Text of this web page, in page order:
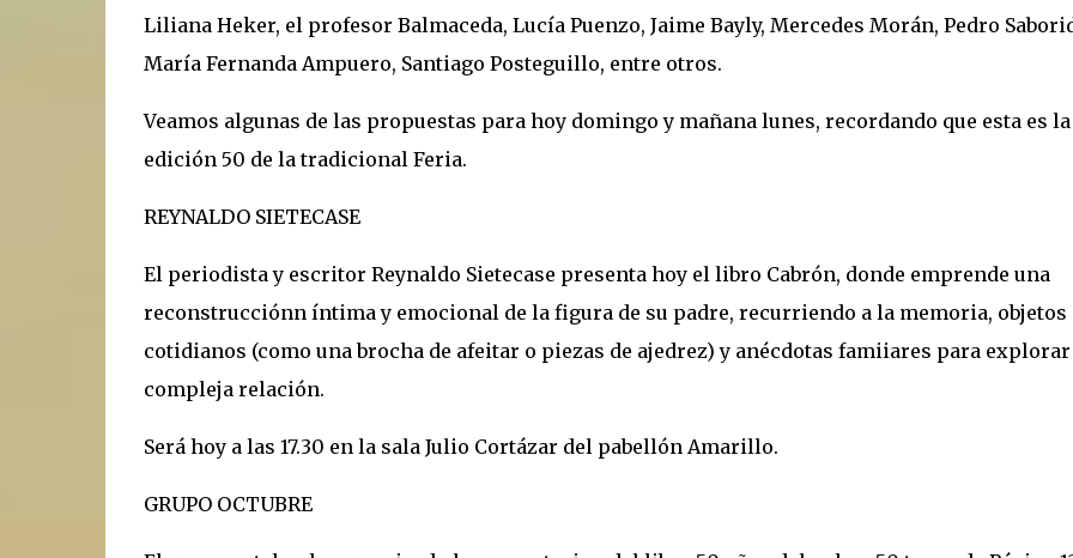
Liliana Heker, el profesor Balmaceda, Lucía Puenzo, Jaime Bayly, Mercedes Morán, Pedro
María Fernanda Ampuero, Santiago Posteguillo, entre otros.
Veamos algunas de las propuestas para hoy domingo y mañana lunes, recordando que esta es la
edición 50 de la tradicional Feria.
REYNALDO SIETECASE
El periodista y escritor Reynaldo Sietecase presenta hoy el libro Cabrón, donde emprende una
reconstrucciónn íntima y emocional de la figura de su padre, recurriendo a la memoria, objetos
cotidianos (como una brocha de afeitar o piezas de ajedrez) y anécdotas famiiares para
compleja relación.
Será hoy a las 17.30 en la sala Julio Cortázar del pabellón Amarillo.
GRUPO OCTUBRE